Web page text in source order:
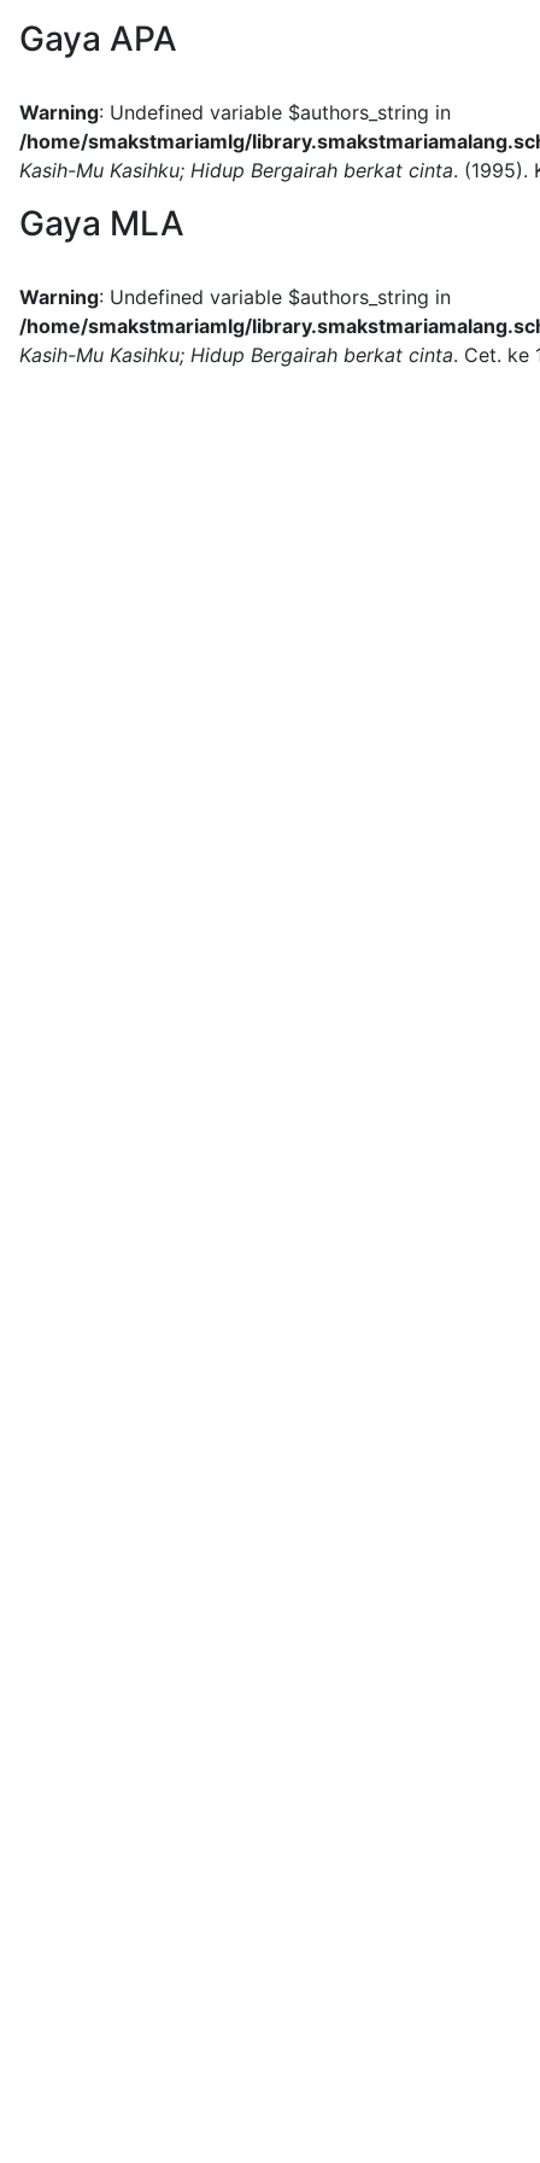
Gaya APA
Warning: Undefined variable $authors_string in
/home/smakstmariamlg/
Kasih-Mu Kasihku; Hidup Bergairah berkat cinta. (1995).
Gaya MLA
Warning: Undefined variable $authors_string in
/home/smakstmariamlg/
Kasih-Mu Kasihku; Hidup Bergairah berkat cinta. Cet. ke